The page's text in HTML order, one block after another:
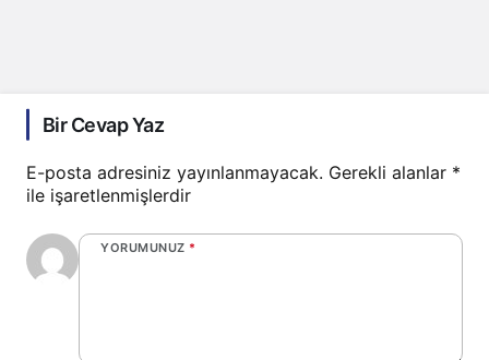
Bir Cevap Yaz
E-posta adresiniz yayınlanmayacak. Gerekli alanlar *
ile işaretlenmişlerdir
YORUMUNUZ *